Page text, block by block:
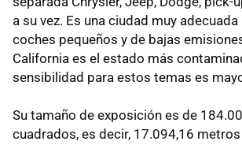
a su vez. Es una ciudad muy
coches pequeños y de bajas
California es el estado más
sensibilidad para estos temas es
Su tamaño de exposición es de
cuadrados, es decir, 17.094,16